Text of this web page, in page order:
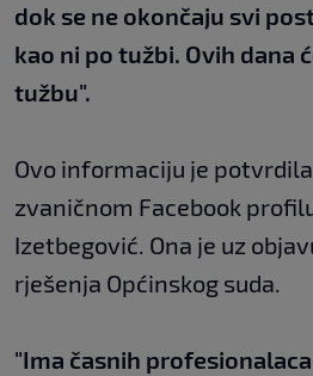
dok se ne okončaju svi
kao ni po tužbi. Ovih dana
tužbu".
Ovo informaciju je
zvaničnom Facebook
Izetbegović. Ona je uz
rješenja Općinskog suda.
"Ima časnih